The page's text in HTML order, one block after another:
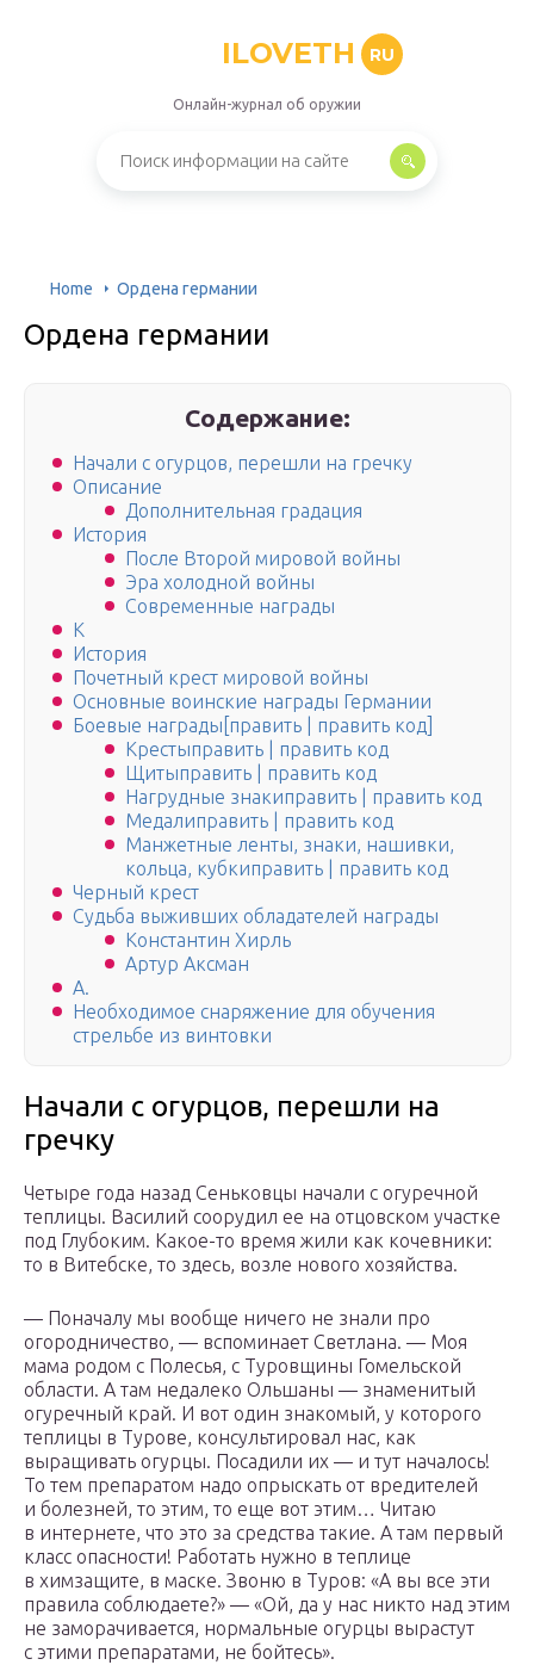
ILOVETH RU
Онлайн-журнал об оружии
Home Ордена германии
Ордена германии
Содержание:
Начали с огурцов, перешли на гречку
Описание
Дополнительная градация
История
После Второй мировой войны
Эра холодной войны
Современные награды
K
История
Почетный крест мировой войны
Основные воинские награды Германии
Боевые награды[править | править код]
Крестыправить | править код
Щитыправить | править код
Нагрудные знакиправить | править код
Медалиправить | править код
Манжетные ленты, знаки, нашивки,
кольца, кубкиправить | править код
Черный крест
Судьба выживших обладателей награды
Константин Хирль
Артур Аксман
А.
Необходимое снаряжение для обучения
стрельбе из винтовки
Начали с огурцов, перешли на
гречку
Четыре года назад Сеньковцы начали с огуречной
теплицы. Василий соорудил ее на отцовском участке
под Глубоким. Какое-то время жили как кочевники:
то в Витебске, то здесь, возле нового хозяйства.
— Поначалу мы вообще ничего не знали про
огородничество, — вспоминает Светлана. — Моя
мама родом с Полесья, с Туровщины Гомельской
области. А там недалеко Ольшаны — знаменитый
огуречный край. И вот один знакомый, у которого
теплицы в Турове, консультировал нас, как
выращивать огурцы. Посадили их — и тут началось!
То тем препаратом надо опрыскать от вредителей
и болезней, то этим, то еще вот этим… Читаю
в интернете, что это за средства такие. А там первый
класс опасности! Работать нужно в теплице
в химзащите, в маске. Звоню в Туров: «А вы все эти
правила соблюдаете?» — «Ой, да у нас никто над этим
не заморачивается, нормальные огурцы вырастут
с этими препаратами, не бойтесь».